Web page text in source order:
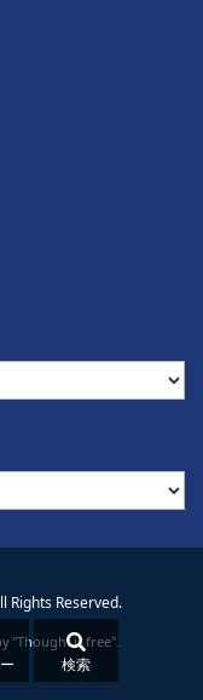
Rights Reserved.
"Thought is free".
検索